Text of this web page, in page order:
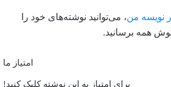
نویسه من، می‌توانید نوشته‌های خود را
همه برسانید.
امتیاز ما
برای امتیاز به این نوشته کلیک کنید!